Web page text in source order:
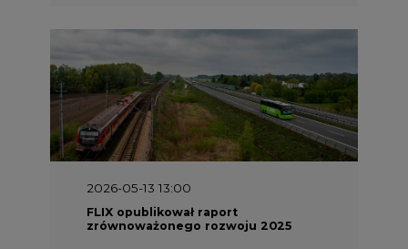
2026-05-13 13:00
FLIX opublikował raport
zrównoważonego rozwoju 2025